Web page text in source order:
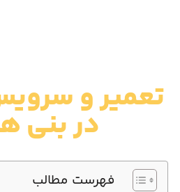
تعمیر و
در بنی
فهرست مطالب